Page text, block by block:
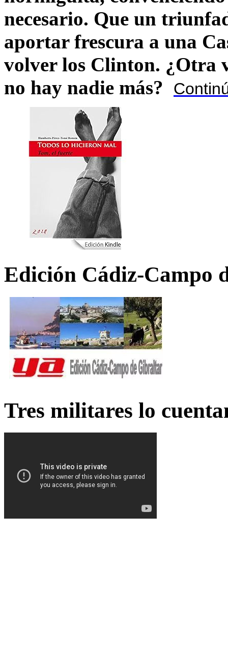
necesario. Que un
aportar frescura a una
volver los Clinton. ¿Otra
no hay nadie más?
Edición Cádiz-Campo
Tres militares lo